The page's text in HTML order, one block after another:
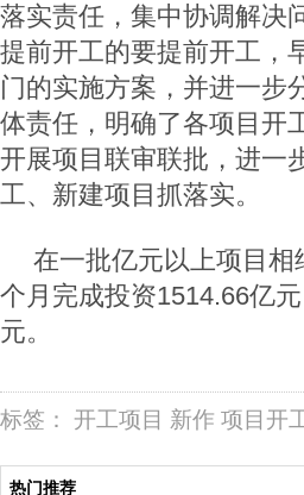
落实责任，集中协调解决
提前开工的要提前开工，
门的实施方案，并进一步
体责任，明确了各项目开
开展项目联审联批，进一
工、新建项目抓落实。
在一批亿元以上项目
个月完成投资1514.66亿
元。
标签： 开工项目 新作 项目开
热门推荐